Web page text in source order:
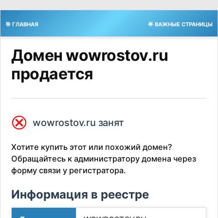
🎯 ГЛАВНАЯ 🌟 ВАЖНЫЕ СТРАНИЦЫ
Домен wowrostov.ru
продается
⮿ wowrostov.ru занят
Хотите купить этот или похожий домен?
Обращайтесь к администратору домена через
форму связи у регистратора.
Информация в реестре